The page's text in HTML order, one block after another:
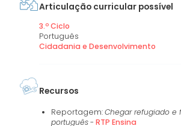
Articulação curricular possível
3.º Ciclo
Português
Cidadania e Desenvolvimento
Recursos
Reportagem:Chegar refugiado e
português-RTP Ensina